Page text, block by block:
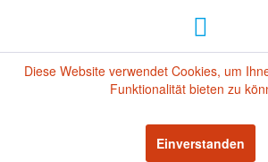
Diese Website verwendet Cookies, um
Funktionalität bieten zu
Einverstanden